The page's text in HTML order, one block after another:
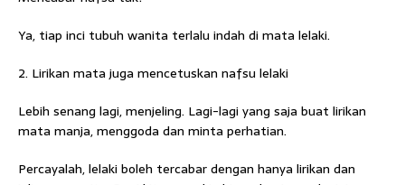
Ya, tiap inci tubuh wanita terlalu indah di mata lelaki.
2. Lirikan mata juga mencetuskan nafsu lelaki
Lebih senang lagi, menjeling. Lagi-lagi yang saja buat lirikan
mata manja, menggoda dan minta perhatian.
Percayalah, lelaki boleh tercabar dengan hanya lirikan dan